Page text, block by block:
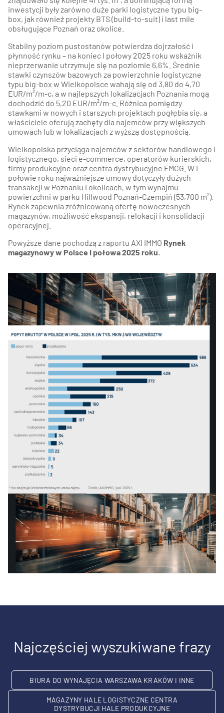
inwestycji były zarówno duże parki logistyczne typu big-
box, jak również projekty BTS (build-to-suit) i last mile
obsługujące Poznań oraz okolice.
Stabilny poziom pustostanów potwierdza dojrzałość i
płynność rynku – na koniec I połowy 2025 roku wskaźnik
nieprzerwanie utrzymuje się na poziomie 6,6%. Średnie
stawki czynszów bazowych za powierzchnie logistyczne
typu big-box w Wielkopolsce wahają się od 3,80 do 4,70
EUR/m²/m-c, a w najlepszych lokalizacjach Poznania mogą
dochodzić do 5,20 EUR/m²/m-c. Różnica pomiędzy
stawkami w nowych i starszych projektach pogłębia się, a
właściciele oferują zachęty dla najemców przy większych
umowach lub w lokalizacjach z wyższą dostępnością.​
Wielkopolska przyciąga najemców z sektorów handlowego i
logistycznego, sieci e-commerce, operatorów kurierskich,
firmy produkcyjne oraz centra dystrybucyjne FMCG. W I
połowie roku najważniejsze umowy dotyczyły dużych
transakcji w Poznaniu i okolicach, w tym wynajmu
powierzchni w parku Hillwood Poznań-Czempiń (53,700 m²).
Rynek zapewnia zróżnicowaną ofertę nowoczesnych
magazynów, możliwość ekspansji, relokacji i konsolidacji
operacyjnej.
Powyższe dane pochodzą z raportu AXI IMMO Rynek
magazynowy w Polsce I połowa 2025 roku.
Najczęściej wyszukiwane frazy
BIURA DO WYNAJĘCIA WARSZAWA KRAKÓW I INNE
MAGAZYNY HALE LOGISTYCZNE CENTRA
DYSTRYBUCJI HALE PRODUKCYJNE